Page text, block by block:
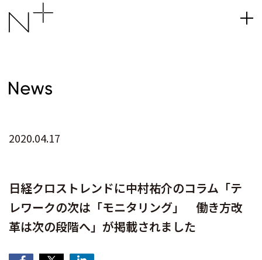
2020.04.17
日経クロストレンドに中村祐介のコラム「テ
レワークの次は「モニタリング」 働き方改
革は次の段階へ」が掲載されました